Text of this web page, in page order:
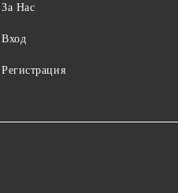
За Нас
Вход
Регистрация